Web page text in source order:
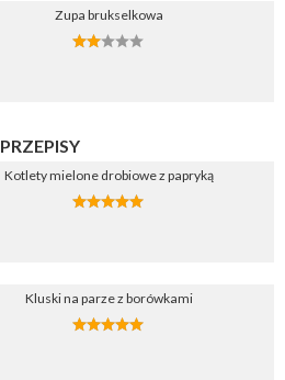
Zupa brukselkowa
PRZEPISY
Kotlety mielone drobiowe z papryką
Kluski na parze z borówkami